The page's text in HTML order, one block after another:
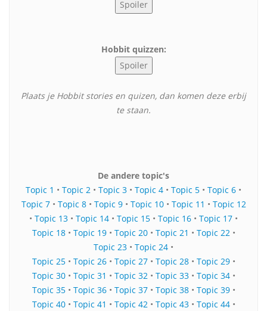
Hobbit quizzen:
Plaats je Hobbit stories en quizen, dan komen deze erbij
te staan.
De andere topic's
Topic 1 • Topic 2 • Topic 3 • Topic 4 • Topic 5 • Topic 6 •
Topic 7• Topic 8• Topic 9• Topic 10• Topic 11 • Topic 12
• Topic 13 • Topic 14 • Topic 15 • Topic 16 • Topic 17 •
Topic 18• Topic 19• Topic 20• Topic 21 • Topic 22•
Topic 23 • Topic 24 •
Topic 25• Topic 26• Topic 27• Topic 28• Topic 29•
Topic 30• Topic 31 • Topic 32• Topic 33• Topic 34 •
Topic 35• Topic 36• Topic 37• Topic 38• Topic 39•
Topic 40• Topic 41 • Topic 42• Topic 43• Topic 44•